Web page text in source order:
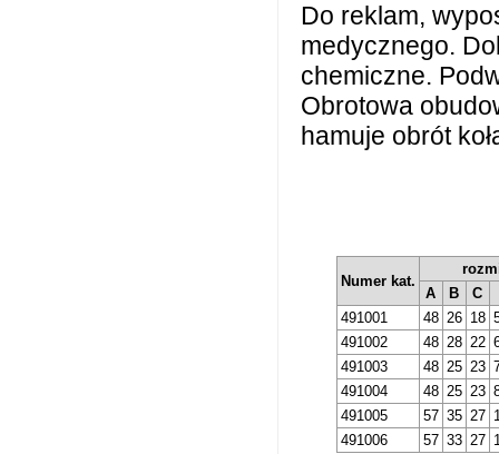
Do reklam,
medycznego.
chemiczne.
Obrotowa
hamuje obrót
Numer kat.
A
B
C
491001
48 26 18
491002
48 28 22
491003
48 25 23
491004
48 25 23
491005
57 35 27
491006
57 33 27